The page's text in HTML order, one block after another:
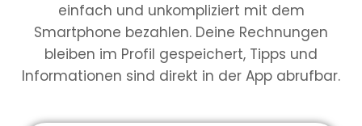
einfach und unkompliziert mit dem
Smartphone bezahlen. Deine Rechnungen
bleiben im Profil gespeichert, Tipps und
Informationen sind direkt in der App abrufbar.